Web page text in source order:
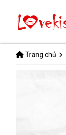
Trang chủ